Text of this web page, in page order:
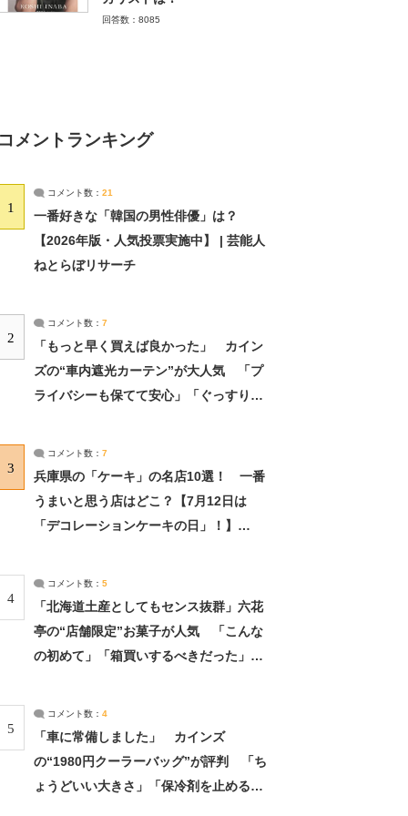
回答数：8085
メントランキング
1
コメント数： 21
一番好きな「韓国の男性俳優」は？
【2026年版・人気投票実施中】 | 芸能人
ねとらぼリサーチ
2
コメント数： 7
「もっと早く買えば良かった」 カイン
ズの“車内遮光カーテン”が大人気 「プ
ライバシーも保てて安心」「ぐっすり眠
3
コメント数： 7
兵庫県の「ケーキ」の名店10選！ 一番
うまいと思う店はどこ？【7月12日は
「デコレーションケーキの日」！】
4
コメント数： 5
「北海道土産としてもセンス抜群」六花
亭の“店舗限定”お菓子が人気 「こんな
の初めて」「箱買いするべきだった」
5
コメント数： 4
「車に常備しました」 カインズ
の“1980円クーラーバッグ”が評判 「ち
ょうどいい大きさ」「保冷剤を止めるベ